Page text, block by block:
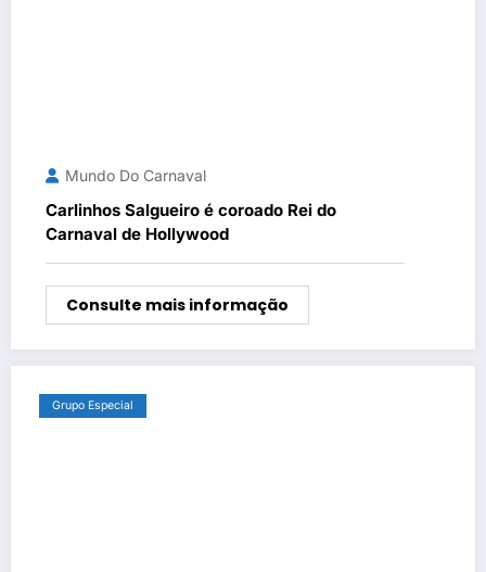
Mundo Do Carnaval
Carlinhos Salgueiro é coroado Rei do
Carnaval de Hollywood
Consulte mais informação
Grupo Especial